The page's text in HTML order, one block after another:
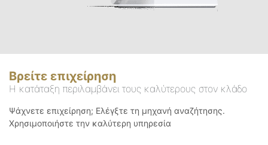
Βρείτε επιχείρηση
Η κατάταξη περιλαμβάνει τους καλύτερους στον κλάδο
Ψάχνετε επιχείρηση; Ελέγξτε τη μηχανή αναζήτησης.
Χρησιμοποιήστε την καλύτερη υπηρεσία